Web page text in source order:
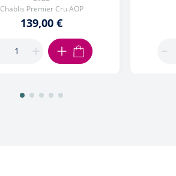
Chablis Premier Cru AOP
139,00 €
AJOUTER AU PANIER